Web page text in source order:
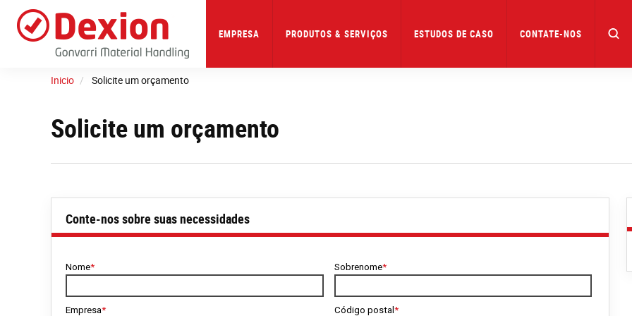
main
EMPRESA PRODUTOS & SERVIÇOS ESTUDOS DE CASO CONTATE-NOS
Inicio Solicite um orçamento
Solicite um orçamento
Conte-nos sobre suas necessidades